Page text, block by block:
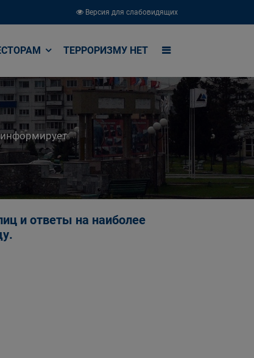
Версия для слабовидящих
ТЕРРОРИЗМУ НЕТ
и ответы на наиболее